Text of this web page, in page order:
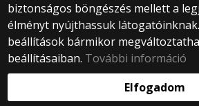
biztonságos böngészés mellett a
élményt nyújthassuk
beállítások bármikor
beállításaiban. További információ
Elfogadom
© 2025 Eötvös Loránd
Minden jog
1053 Budapest,
Központi telefonszám: +36
Webfejlesztés: